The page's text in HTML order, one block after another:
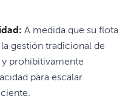
A medida que su flota
gestión tradicional de
prohibitivamente
para escalar